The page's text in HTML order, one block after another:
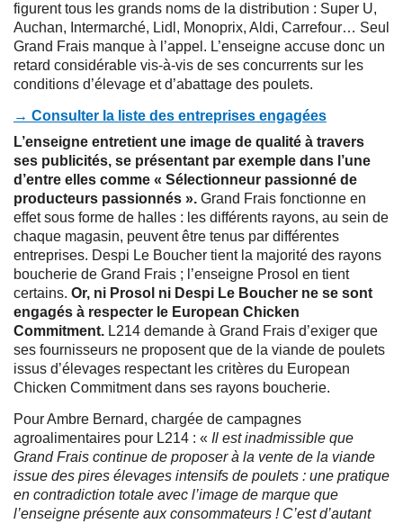
figurent tous les grands noms de la distribution : Super U,
Auchan, Intermarché, Lidl, Monoprix, Aldi, Carrefour… Seul
Grand Frais manque à l’appel. L’enseigne accuse donc un
retard considérable vis-à-vis de ses concurrents sur les
conditions d’élevage et d’abattage des poulets.
→ Consulter la liste des entreprises engagées
L’enseigne entretient une image de qualité à travers
ses publicités, se présentant par exemple dans l’une
d’entre elles comme « Sélectionneur passionné de
producteurs passionnés ». Grand Frais fonctionne en
effet sous forme de halles : les différents rayons, au sein de
chaque magasin, peuvent être tenus par différentes
entreprises. Despi Le Boucher tient la majorité des rayons
boucherie de Grand Frais ; l’enseigne Prosol en tient
certains. Or, ni Prosol ni Despi Le Boucher ne se sont
engagés à respecter le European Chicken
Commitment. L214 demande à Grand Frais d’exiger que
ses fournisseurs ne proposent que de la viande de poulets
issus d’élevages respectant les critères du European
Chicken Commitment dans ses rayons boucherie.
Pour Ambre Bernard, chargée de campagnes
agroalimentaires pour L214 : « Il est inadmissible que
Grand Frais continue de proposer à la vente de la viande
issue des pires élevages intensifs de poulets : une pratique
en contradiction totale avec l’image de marque que
l’enseigne présente aux consommateurs ! C’est d’autant